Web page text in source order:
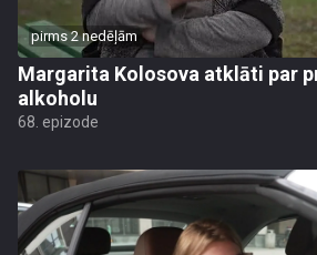
pirms 2 nedēļām
Margarita Kolosova atklāti par
alkoholu
68. epizode